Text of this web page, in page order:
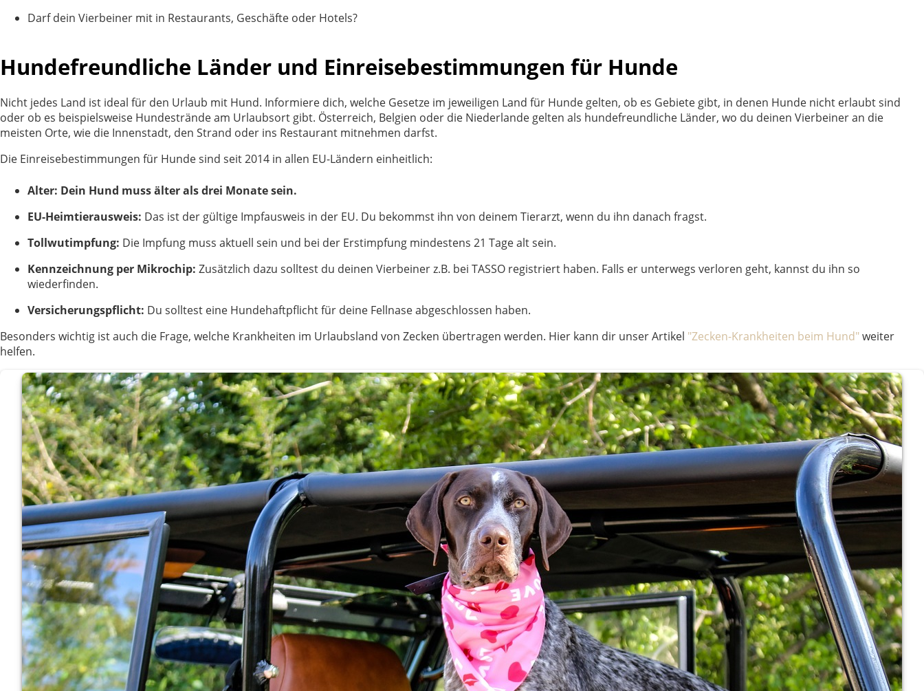
Darf dein Vierbeiner mit in Restaurants, Geschäfte oder Hotels?
Hundefreundliche Länder und Einreisebestimmungen für Hunde
Nicht jedes Land ist ideal für den Urlaub mit Hund. Informiere dich, welche Gesetze im jeweiligen Land für Hunde gelten, ob es Gebiete gibt, in denen Hunde nicht erlaubt sind
oder ob es beispielsweise Hundestrände am Urlaubsort gibt. Österreich, Belgien oder die Niederlande gelten als hundefreundliche Länder, wo du deinen Vierbeiner an die
meisten Orte, wie die Innenstadt, den Strand oder ins Restaurant mitnehmen darfst.
Die Einreisebestimmungen für Hunde sind seit 2014 in allen EU-Ländern einheitlich:
Alter: Dein Hund muss älter als drei Monate sein.
EU-Heimtierausweis: Das ist der gültige Impfausweis in der EU. Du bekommst ihn von deinem Tierarzt, wenn du ihn danach fragst.
Tollwutimpfung: Die Impfung muss aktuell sein und bei der Erstimpfung mindestens 21 Tage alt sein.
Kennzeichnung per Mikrochip: Zusätzlich dazu solltest du deinen Vierbeiner z.B. bei TASSO registriert haben. Falls er unterwegs verloren geht, kannst du ihn so
wiederfinden.
Versicherungspflicht: Du solltest eine Hundehaftpflicht für deine Fellnase abgeschlossen haben.
Besonders wichtig ist auch die Frage, welche Krankheiten im Urlaubsland von Zecken übertragen werden. Hier kann dir unser Artikel "Zecken-Krankheiten beim Hund"weiter
helfen.